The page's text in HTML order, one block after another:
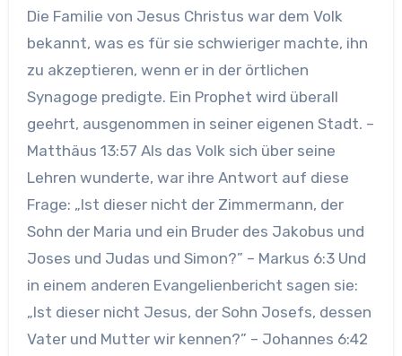
Die Familie von Jesus Christus war dem Volk
bekannt, was es für sie schwieriger machte, ihn
zu akzeptieren, wenn er in der örtlichen
Synagoge predigte. Ein Prophet wird überall
geehrt, ausgenommen in seiner eigenen Stadt. –
Matthäus 13:57 Als das Volk sich über seine
Lehren wunderte, war ihre Antwort auf diese
Frage: „Ist dieser nicht der Zimmermann, der
Sohn der Maria und ein Bruder des Jakobus und
Joses und Judas und Simon?” – Markus 6:3 Und
in einem anderen Evangelienbericht sagen sie:
„Ist dieser nicht Jesus, der Sohn Josefs, dessen
Vater und Mutter wir kennen?” – Johannes 6:42